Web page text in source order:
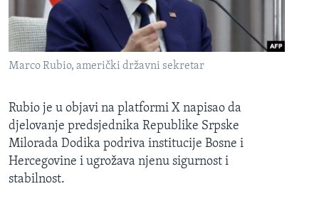
Marco Rubio, američki državni sekretar
Rubio je u objavi na platformi X napisao da
djelovanje predsjednika Republike Srpske
Milorada Dodika podriva institucije Bosne i
Hercegovine i ugrožava njenu sigurnost i
stabilnost.